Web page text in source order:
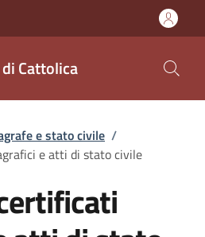
Cattolica
e stato civile /
e atti di stato civile